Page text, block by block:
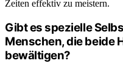
Zeiten effektiv zu meistern.
Gibt es spezielle
Menschen, die beide
bewältigen?